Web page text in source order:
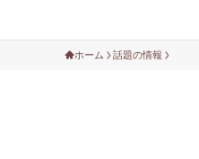
ホーム 話題の情報